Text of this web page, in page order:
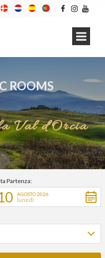
ROOMS
Val d'Orcia
Partenza:
AGOSTO 2026
lunedì